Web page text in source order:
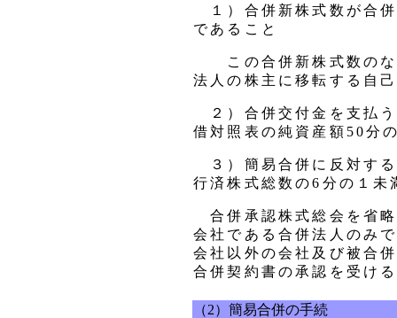
１）合併新株式数が合
であること
この合併新株式数のな
法人の株主に移転する自
２）合併交付金を支払
借対照表の純資産額50分
３）簡易合併に反対す
行済株式総数の6分の１未
合併承認株式総会を省
会社である合併法人のみ
会社以外の会社及び被合
合併契約書の承認を受け
（2）簡易合併の手続